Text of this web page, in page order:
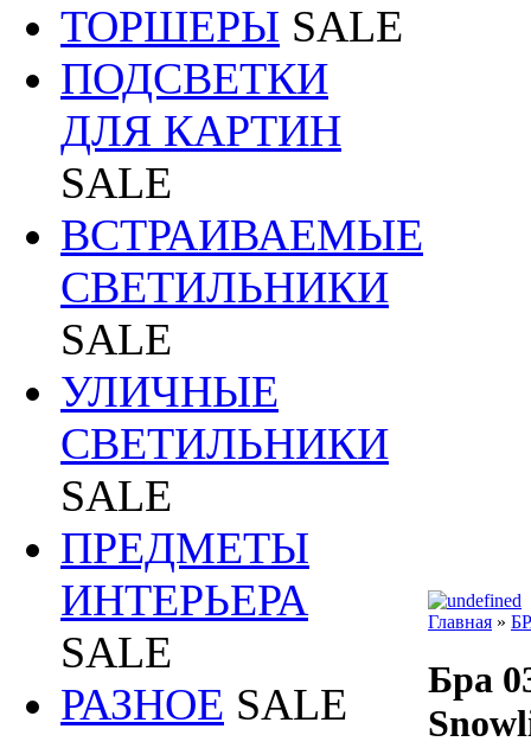
ТОРШЕРЫ SALE
ПОДСВЕТКИ
ДЛЯ КАРТИН
SALE
ВСТРАИВАЕМЫЕ
СВЕТИЛЬНИКИ
SALE
УЛИЧНЫЕ
СВЕТИЛЬНИКИ
SALE
ПРЕДМЕТЫ
ИНТЕРЬЕРА
SALE
РАЗНОЕ SALE
Главная »
Бра